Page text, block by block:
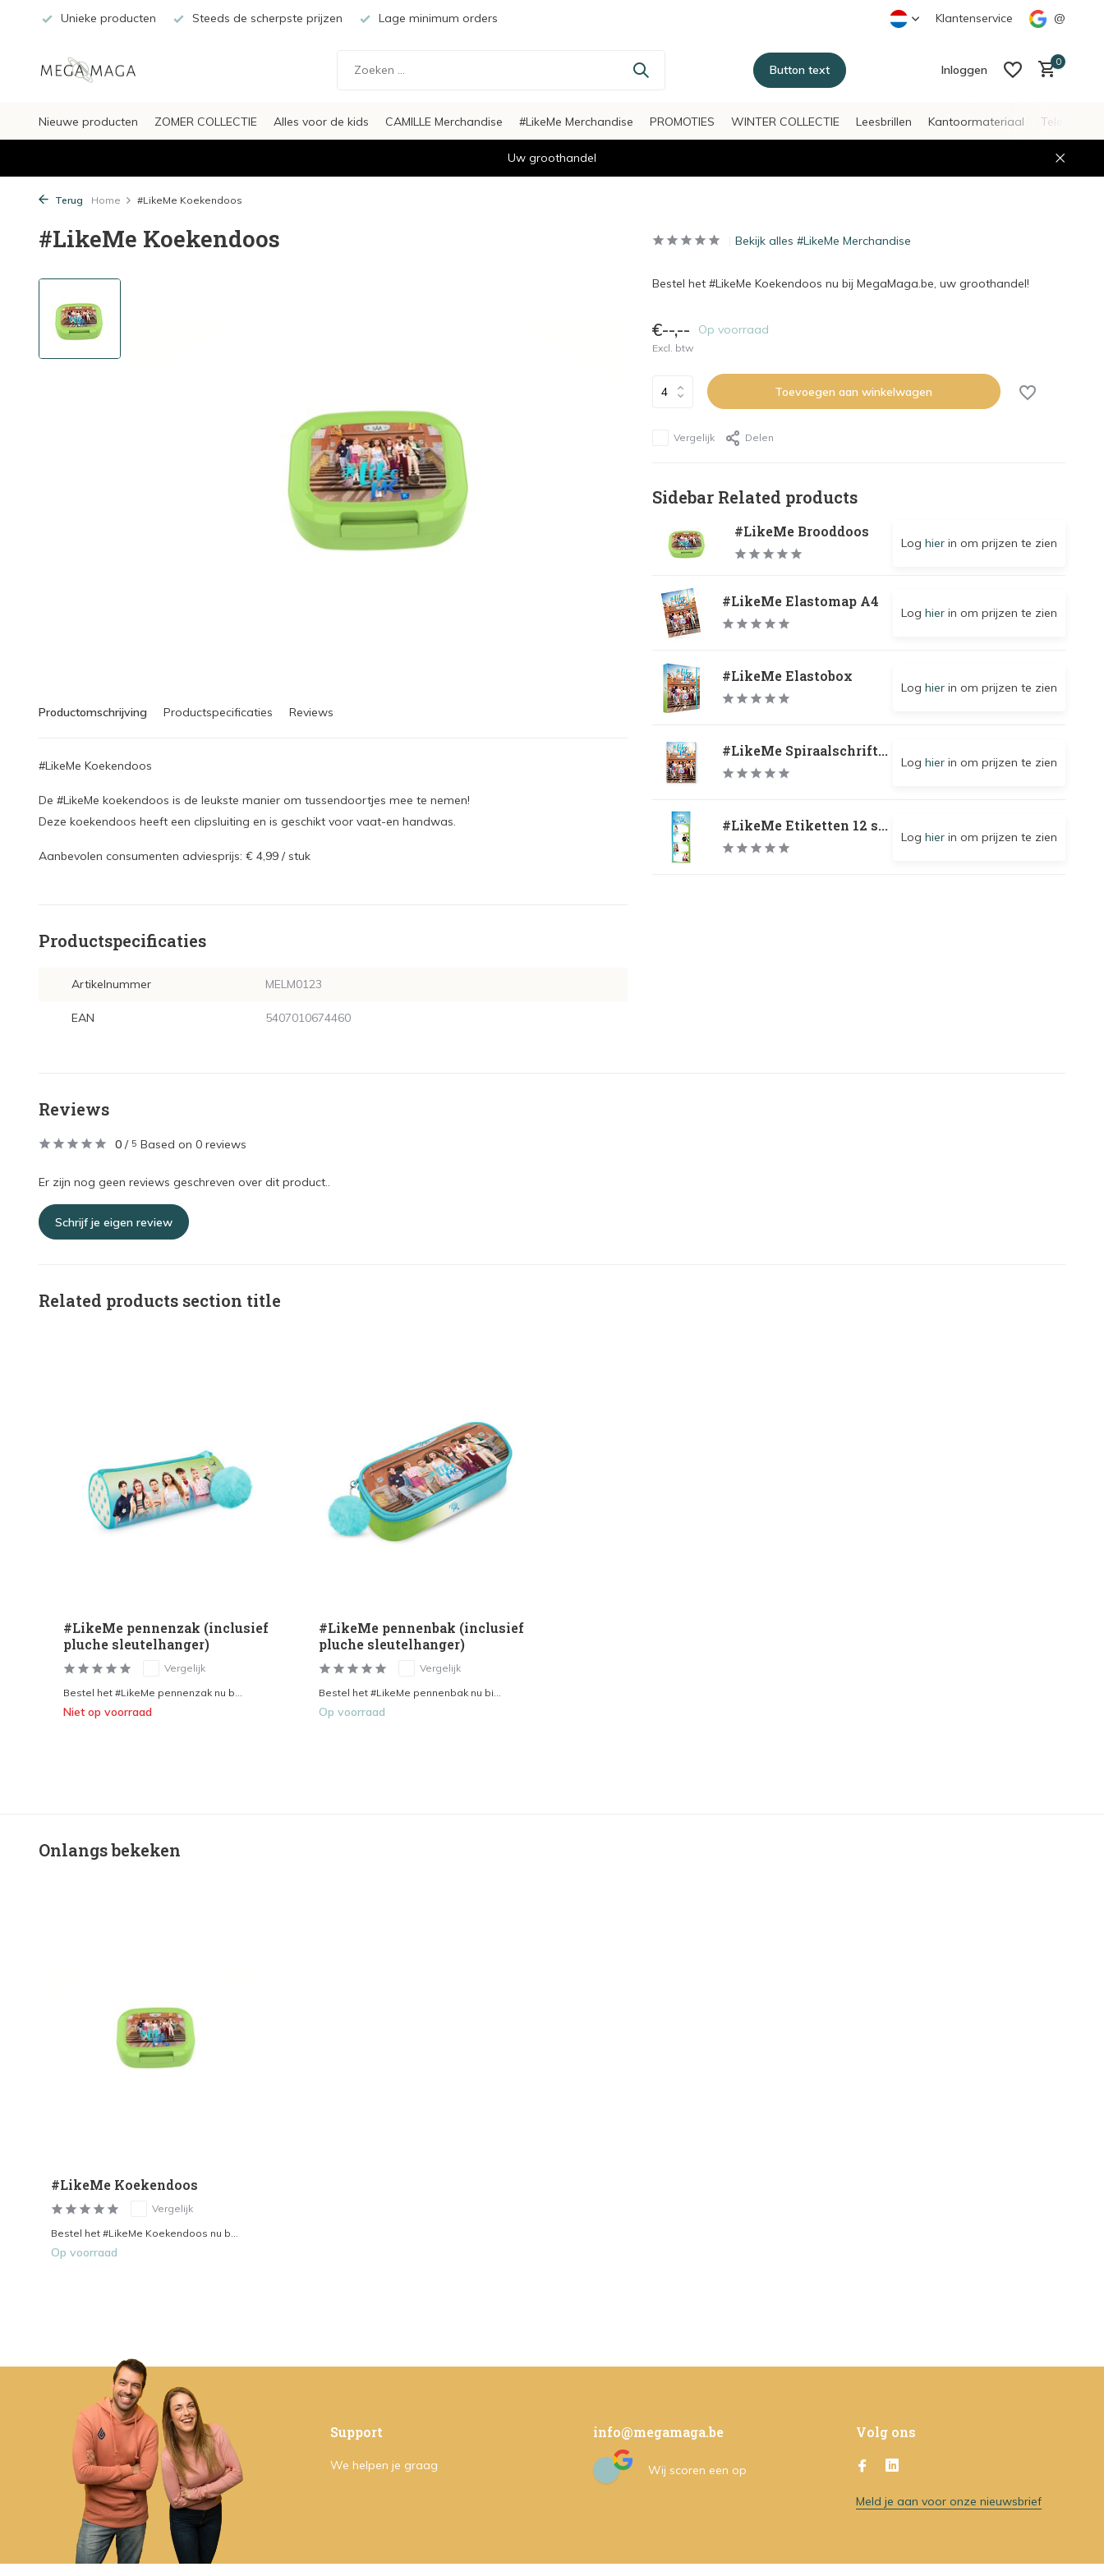
Unieke producten Steeds de scherpste prijzen Lage minimum orders Klantenservice @
Button text Inloggen
0
Nieuwe producten ZOMER COLLECTIE Alles voor de kids CAMILLE Merchandise #LikeMe Merchandise PROMOTIES WINTER COLLECTIE Leesbrillen Kantoormateriaal
Uw groothandel
Terug Home #LikeMe Koekendoos
#LikeMe Koekendoos
Productomschrijving Productspecificaties Reviews
#LikeMe Koekendoos
De #LikeMe koekendoos is de leukste manier om tussendoortjes mee te nemen!
Deze koekendoos heeft een clipsluiting en is geschikt voor vaat-en handwas.
Aanbevolen consumenten adviesprijs: € 4,99 / stuk
Productspecificaties
Artikelnummer MELM0123
EAN 5407010674460
Bekijk alles #LikeMe Merchandise
Bestel het #LikeMe Koekendoos nu bij MegaMaga.be, uw groothandel!
€--,-- Op voorraad
Excl. btw
Toevoegen aan winkelwagen
Vergelijk Delen
Sidebar Related products
#LikeMe Brooddoos
Log hierin om prijzen te zien
#LikeMe Elastomap A4
Log hierin om prijzen te zien
#LikeMe Elastobox
Log hierin om prijzen te zien
#LikeMe Spiraalschrift...
Log hierin om prijzen te zien
#LikeMe Etiketten 12 s...
Log hierin om prijzen te zien
Reviews
0 / 5 Based on 0 reviews
Er zijn nog geen reviews geschreven over dit product..
Schrijf je eigen review
Related products section title
#LikeMe pennenzak (inclusief
pluche sleutelhanger)
Vergelijk
Bestel het #LikeMe pennenzak nu b...
Niet op voorraad
#LikeMe pennenbak (inclusief
pluche sleutelhanger)
Vergelijk
Bestel het #LikeMe pennenbak nu bi...
Op voorraad
Onlangs bekeken
#LikeMe Koekendoos
Vergelijk
Bestel het #LikeMe Koekendoos nu b...
Op voorraad
Support
We helpen je graag
info@megamaga.be
Wij scoren een op
Volg ons
Meld je aan voor onze nieuwsbrief